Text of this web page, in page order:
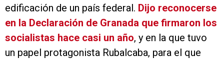
edificación de un país federal. Dijo reconocerse
en la Declaración de Granada que firmaron los
socialistas hace casi un año, y en la que tuvo
un papel protagonista Rubalcaba, para el que